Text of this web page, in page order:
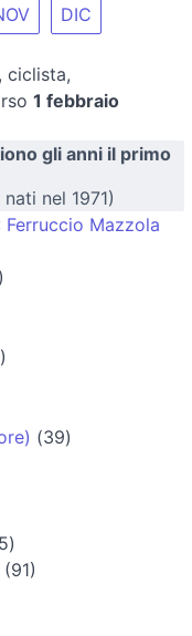
DIC
ciclista,
1 febbraio
gli anni il primo
nel 1971)
Ferruccio Mazzola
(39)
(91)